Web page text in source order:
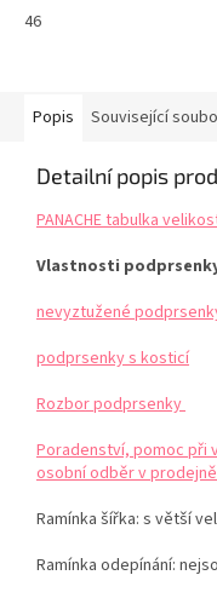
46
Popis Související
Detailní popis
PANACHE tabulka
Vlastnosti
nevyztužené
podprsenky s kosticí
Rozbor podprsenky
Poradenství, pomoc při
osobní odběr v
Ramínka šířka: s větší
Ramínka odepínání: